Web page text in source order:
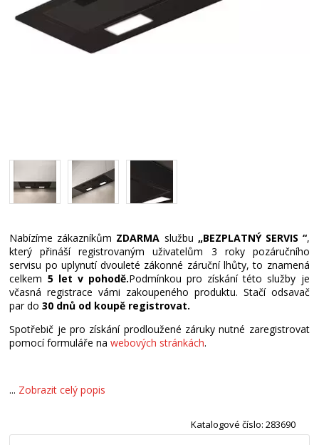
Nabízíme zákazníkům ZDARMA službu „BEZPLATNÝ SERVIS “,
který přináší registrovaným uživatelům 3 roky pozáručního
servisu po uplynutí dvouleté zákonné záruční lhůty, to znamená
celkem 5 let v pohodě.Podmínkou pro získání této služby je
včasná registrace vámi zakoupeného produktu. Stačí odsavač
par do30 dnů od koupě registrovat.
Spotřebič je pro získání prodloužené záruky nutné zaregistrovat
pomocí formuláře nawebových stránkách.
... Zobrazit celý popis
Katalogové číslo: 283690